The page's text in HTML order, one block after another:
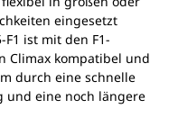
eingesetzt
F1 ist mit den F1-
Climax kompatibel und
durch eine schnelle
und eine noch längere